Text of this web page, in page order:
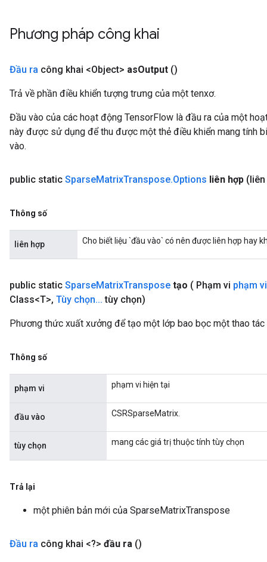
Phương pháp công khai
Đầu ra công khai <Object> asOutput ()
Trả về phần điều khiển tượng trưng của một tenxơ.
Đầu vào của các hoạt động TensorFlow là đầu ra của một
này được sử dụng để thu được một thẻ điều khiển mang tính
vào.
public static SparseMatrixTranspose.Options liên hợp
Thông số
liên hợp Cho biết liệu `đầu vào` có nên được liên hợp hay
public static SparseMatrixTranspose tạo ( Phạm vi phạm vi
Class<T>, Tùy chọn... tùy chọn)
Phương thức xuất xưởng để tạo một lớp bao bọc một thao
Thông số
phạm vi phạm vi hiện tại
đầu vào CSRSparseMatrix.
tùy chọn mang các giá trị thuộc tính tùy chọn
Trả lại
một phiên bản mới của SparseMatrixTranspose
Đầu ra công khai <?> đầu ra ()